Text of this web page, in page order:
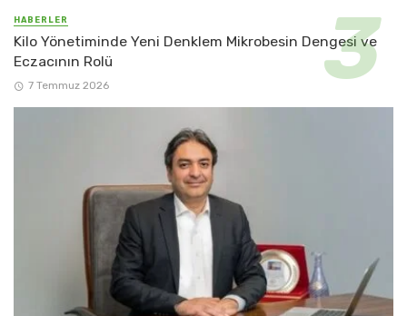
HABERLER
Kilo Yönetiminde Yeni Denklem Mikrobesin Dengesi ve
Eczacının Rolü
7 Temmuz 2026